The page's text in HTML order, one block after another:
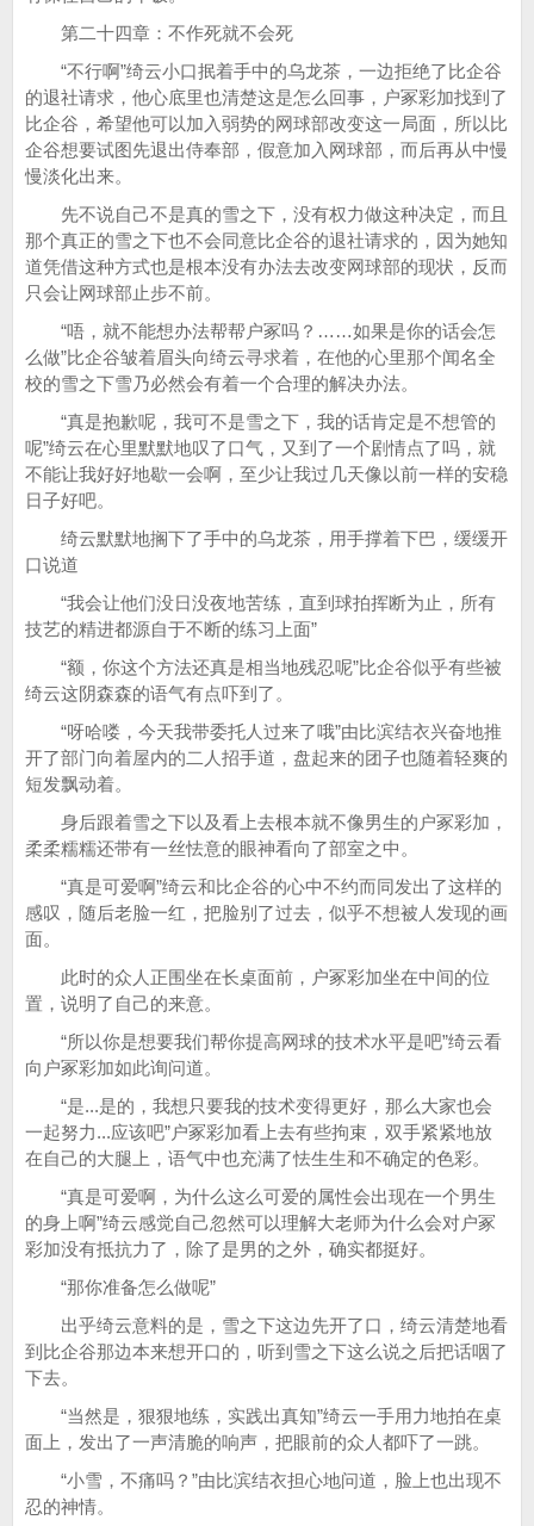
第二十四章：不作死就不会死
“不行啊”绮云小口抿着手中的乌龙茶，一边拒绝了比企谷
的退社请求，他心底里也清楚这是怎么回事，户冢彩加找到了
比企谷，希望他可以加入弱势的网球部改变这一局面，所以比
企谷想要试图先退出侍奉部，假意加入网球部，而后再从中慢
慢淡化出来。
先不说自己不是真的雪之下，没有权力做这种决定，而且
那个真正的雪之下也不会同意比企谷的退社请求的，因为她知
道凭借这种方式也是根本没有办法去改变网球部的现状，反而
只会让网球部止步不前。
“唔，就不能想办法帮帮户冢吗？……如果是你的话会怎
么做”比企谷皱着眉头向绮云寻求着，在他的心里那个闻名全
校的雪之下雪乃必然会有着一个合理的解决办法。
“真是抱歉呢，我可不是雪之下，我的话肯定是不想管的
呢”绮云在心里默默地叹了口气，又到了一个剧情点了吗，就
不能让我好好地歇一会啊，至少让我过几天像以前一样的安稳
日子好吧。
绮云默默地搁下了手中的乌龙茶，用手撑着下巴，缓缓开
口说道
“我会让他们没日没夜地苦练，直到球拍挥断为止，所有
技艺的精进都源自于不断的练习上面”
“额，你这个方法还真是相当地残忍呢”比企谷似乎有些被
绮云这阴森森的语气有点吓到了。
“呀哈喽，今天我带委托人过来了哦”由比滨结衣兴奋地推
开了部门向着屋内的二人招手道，盘起来的团子也随着轻爽的
短发飘动着。
身后跟着雪之下以及看上去根本就不像男生的户冢彩加，
柔柔糯糯还带有一丝怯意的眼神看向了部室之中。
“真是可爱啊”绮云和比企谷的心中不约而同发出了这样的
感叹，随后老脸一红，把脸别了过去，似乎不想被人发现的画
面。
此时的众人正围坐在长桌面前，户冢彩加坐在中间的位
置，说明了自己的来意。
“所以你是想要我们帮你提高网球的技术水平是吧”绮云看
向户冢彩加如此询问道。
“是...是的，我想只要我的技术变得更好，那么大家也会
一起努力...应该吧”户冢彩加看上去有些拘束，双手紧紧地放
在自己的大腿上，语气中也充满了怯生生和不确定的色彩。
“真是可爱啊，为什么这么可爱的属性会出现在一个男生
的身上啊”绮云感觉自己忽然可以理解大老师为什么会对户冢
彩加没有抵抗力了，除了是男的之外，确实都挺好。
“那你准备怎么做呢”
出乎绮云意料的是，雪之下这边先开了口，绮云清楚地看
到比企谷那边本来想开口的，听到雪之下这么说之后把话咽了
下去。
“当然是，狠狠地练，实践出真知”绮云一手用力地拍在桌
面上，发出了一声清脆的响声，把眼前的众人都吓了一跳。
“小雪，不痛吗？”由比滨结衣担心地问道，脸上也出现不
忍的神情。